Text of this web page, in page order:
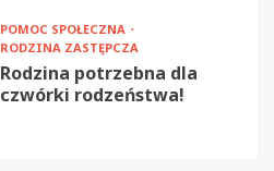
POMOC SPOŁECZNA
RODZINA ZASTĘPCZA
Rodzina potrzebna dla
czwórki rodzeństwa!